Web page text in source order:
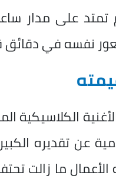
تمتد على مدار
نفسه في دقائق
الكلاسيكية
عن تقديره
ما زالت